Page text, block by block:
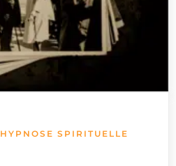
HYPNOSE SPIRITUELLE